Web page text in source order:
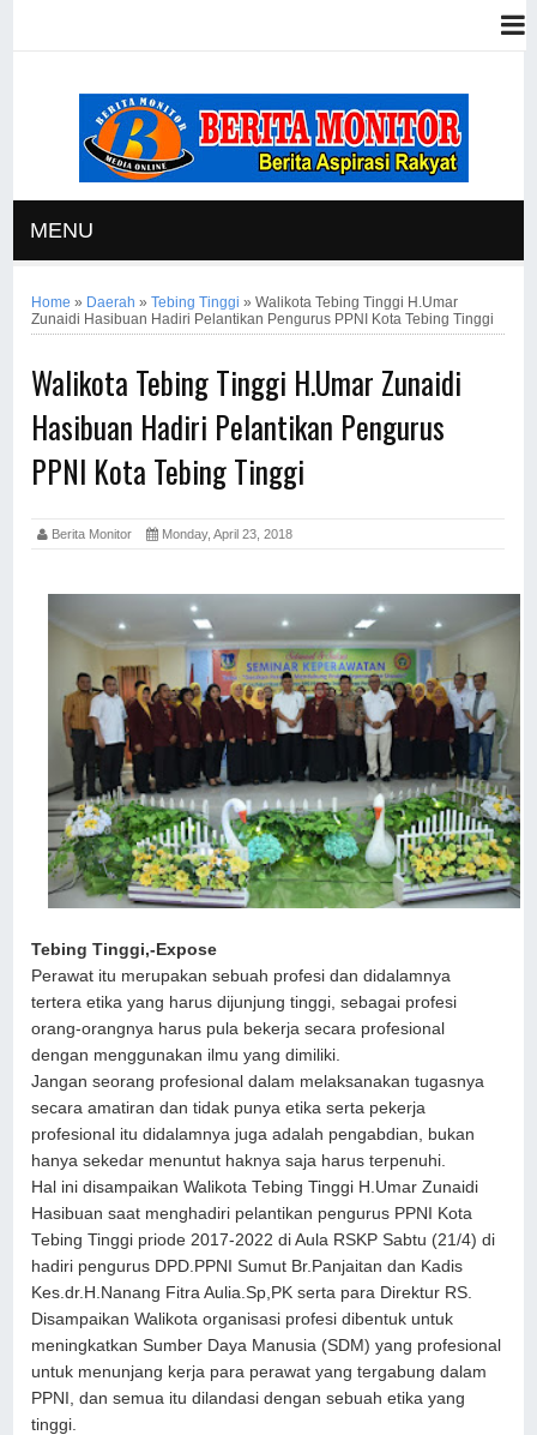
MENU
Home » Daerah »Tebing Tinggi »Walikota Tebing Tinggi H.Umar
Zunaidi Hasibuan Hadiri Pelantikan Pengurus PPNI Kota Tebing Tinggi
Walikota Tebing Tinggi H.Umar Zunaidi
Hasibuan Hadiri Pelantikan Pengurus
PPNI Kota Tebing Tinggi
Berita Monitor Monday, April 23, 2018
Tebing Tinggi,-Expose
Perawat itu merupakan sebuah profesi dan didalamnya
tertera etika yang harus dijunjung tinggi, sebagai profesi
orang-orangnya harus pula bekerja secara profesional
dengan menggunakan ilmu yang dimiliki.
Jangan seorang profesional dalam melaksanakan tugasnya
secara amatiran dan tidak punya etika serta pekerja
profesional itu didalamnya juga adalah pengabdian, bukan
hanya sekedar menuntut haknya saja harus terpenuhi.
Hal ini disampaikan Walikota Tebing Tinggi H.Umar Zunaidi
Hasibuan saat menghadiri pelantikan pengurus PPNI Kota
Tebing Tinggi priode 2017-2022 di Aula RSKP Sabtu (21/4) di
hadiri pengurus DPD.PPNI Sumut Br.Panjaitan dan Kadis
Kes.dr.H.Nanang Fitra Aulia.Sp,PK serta para Direktur RS.
Disampaikan Walikota organisasi profesi dibentuk untuk
meningkatkan Sumber Daya Manusia (SDM) yang profesional
untuk menunjang kerja para perawat yang tergabung dalam
PPNI, dan semua itu dilandasi dengan sebuah etika yang
tinggi.